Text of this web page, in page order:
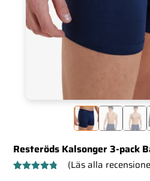
Resteröds Kalsonger 3-pack
(Läs alla